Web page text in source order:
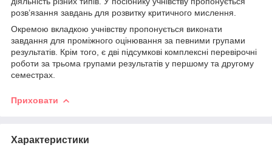
розв’язання завдань для розвитку критичного мислення.
Окремою вкладкою учнівству пропонується виконати
завдання для проміжного оцінювання за певними групами
результатів. Крім того, є дві підсумкові комплексні перевірочні
роботи за трьома групами результатів у першому та другому
семестрах.
Приховати
Характеристики